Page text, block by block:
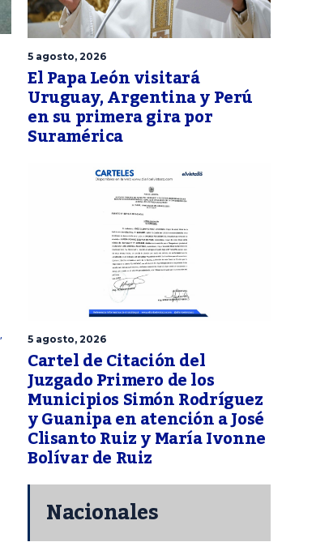
5 agosto, 2026
El Papa León visitará
Uruguay, Argentina y Perú
en su primera gira por
Suramérica
5 agosto, 2026
Cartel de Citación del
Juzgado Primero de los
Municipios Simón Rodríguez
y Guanipa en atención a José
Clisanto Ruiz y María Ivonne
Bolívar de Ruiz
Nacionales